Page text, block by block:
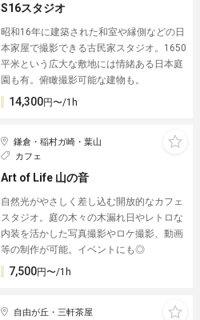
S16スタジオ
昭和16年に建築された和室や縁側などの日
本家屋で撮影できる古民家スタジオ。1650
平米という広大な敷地には情緒ある日本庭
園も有。俯瞰撮影可能な建物も。
14,300円〜/1h
鎌倉・稲村ガ崎・葉山
カフェ
Art of Life 山の音
自然光がやさしく差し込む開放的なカフェ
スタジオ。庭の木々の木漏れ日やレトロな
内装を活かした写真撮影やロケ撮影、動画
等の制作が可能。イベントにも◎
7,500円〜/1h
自由が丘・三軒茶屋